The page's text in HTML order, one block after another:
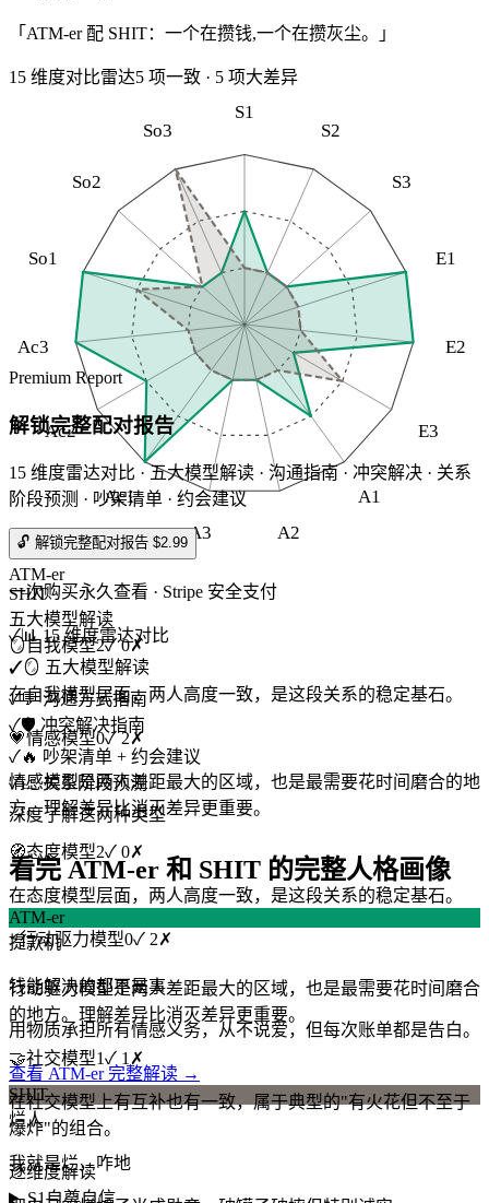
「ATM-er 配 SHIT：一个在攒钱,一个在攒灰尘。」
15 维度对比雷达5 项一致 · 5 项大差异
S1
S2
S3
E1
E2
E3
A1
A2
A3
Ac1
Ac2
Ac3
So1
So2
So3
ATM-er
SHIT
五大模型解读
🪞自我模型2✓0✗
在自我模型层面，两人高度一致，是这段关系的稳定基石。
💗情感模型0✓2✗
情感模型是两人差距最大的区域，也是最需要花时间磨合的地
方。理解差异比消灭差异更重要。
🧭态度模型2✓ 0✗
在态度模型层面，两人高度一致，是这段关系的稳定基石。
⚡行动驱力模型0✓ 2✗
行动驱力模型是两人差距最大的区域，也是最需要花时间磨合
的地方。理解差异比消灭差异更重要。
🤝社交模型1✓ 1 ✗
在社交模型上有互补也有一致，属于典型的"有火花但不至于
爆炸"的组合。
逐维度解读
S1自尊自信
Premium Report
解锁完整配对报告
15 维度雷达对比 · 五大模型解读 · 沟通指南 · 冲突解决 · 关系
阶段预测 · 吵架清单 · 约会建议
🔓 解锁完整配对报告 $2.99
一次购买永久查看 · Stripe 安全支付
✓📊 15 维度雷达对比
✓🪞 五大模型解读
✓💬 沟通方式指南
✓🛡️ 冲突解决指南
✓🔥 吵架清单 + 约会建议
✓📈 关系阶段预测
深度了解这两种类型
看完 ATM-er 和 SHIT 的完整人格画像
ATM-er
提款机
钱能解决的都不是事
用物质承担所有情感义务，从不说爱，但每次账单都是告白。
查看 ATM-er 完整解读 →
SHIT
烂人
我就是烂，咋地